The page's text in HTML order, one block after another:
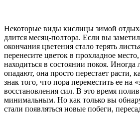
Некоторые виды кислицы зимой
длится месяц-полтора. Если вы
окончания цветения стало терять
перенесите цветок в прохладное место,
находиться в состоянии покоя. Иногда
опадают, она просто перестает расти,
знак того, что пора переместить ее
восстановления сил. В это время
минимальным. Но как только вы
стали появляться новые побеги,